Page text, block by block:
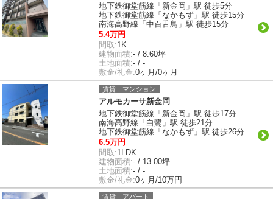
地下鉄御堂筋線「新金岡」駅 徒歩5分
地下鉄御堂筋線「なかもず」駅 徒歩15分
南海高野線「中百舌鳥」駅 徒歩15分
5.4万円
間取:1K
建物面積:- / 8.60坪
土地面積:- / -
敷金/礼金:0ヶ月/0ヶ月
賃貸｜マンション
アルモカーサ新金岡
地下鉄御堂筋線「新金岡」駅 徒歩17分
南海高野線「白鷺」駅 徒歩21分
地下鉄御堂筋線「なかもず」駅 徒歩26分
6.5万円
間取:1LDK
建物面積:- / 13.00坪
土地面積:- / -
敷金/礼金:0ヶ月/10万円
賃貸｜アパート